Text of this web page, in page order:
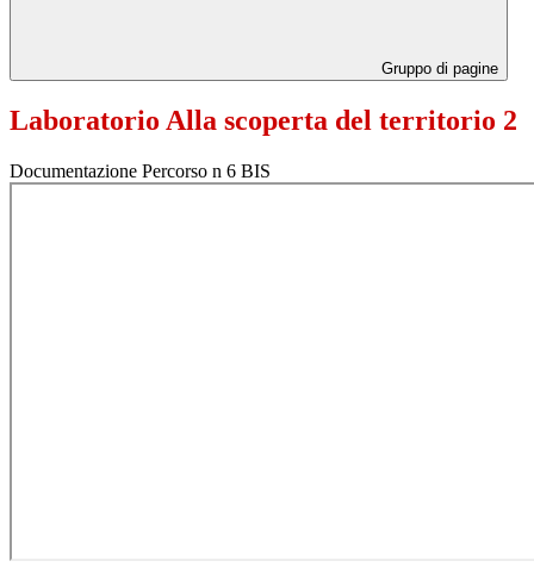
Gruppo di pagine
Laboratorio Alla scoperta del territorio 2
Documentazione Percorso n 6 BIS